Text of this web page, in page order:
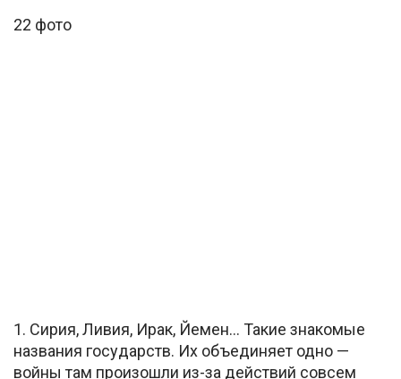
22 фото
1. Сирия, Ливия, Ирак, Йемен… Такие знакомые
названия государств. Их объединяет одно —
войны там произошли из-за действий совсем